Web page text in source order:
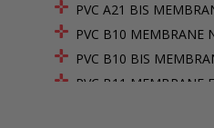
PVC A21 BIS
PVC B10 MEMBRANE
PVC B10 BIS
PVC B11 MEMBRANE